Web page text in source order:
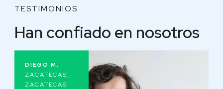
TESTIMONIOS
Han confiado en nosotros
DIEGO M.
ZACATECAS,
ZACATECAS